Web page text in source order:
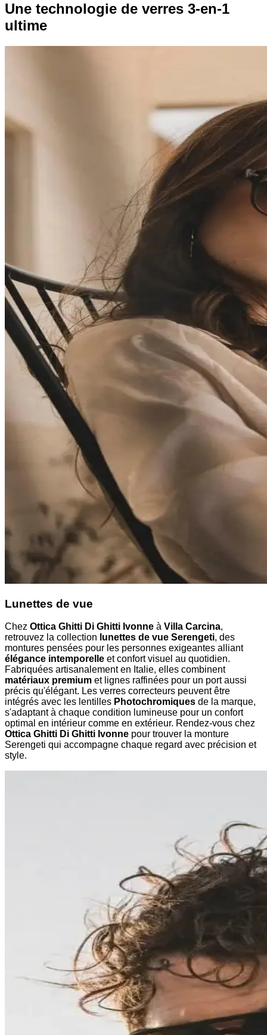
Une technologie de verres 3-en-1
ultime
Lunettes de vue
Chez Ottica Ghitti Di Ghitti Ivonne à Villa Carcina,
retrouvez la collection lunettes de vue Serengeti, des
montures pensées pour les personnes exigeantes alliant
élégance intemporelle et confort visuel au quotidien.
Fabriquées artisanalement en Italie, elles combinent
matériaux premium et lignes raffinées pour un port aussi
précis qu'élégant. Les verres correcteurs peuvent être
intégrés avec les lentilles Photochromiques de la marque,
s'adaptant à chaque condition lumineuse pour un confort
optimal en intérieur comme en extérieur. Rendez-vous chez
Ottica Ghitti Di Ghitti Ivonne pour trouver la monture
Serengeti qui accompagne chaque regard avec précision et
style.